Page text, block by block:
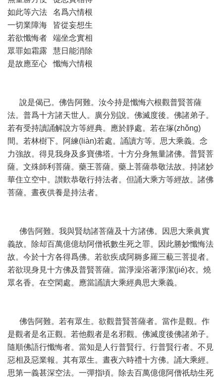
如此等六法 名爲六情根
一切業障海 皆從妄想生
若欲懺悔者 端坐念實相
眾罪如霜露 慧日能消除
是故應至心 懺悔六情根
說是偈已。佛告阿難。汝今持是懺悔六根觀普賢菩薩
法。普爲十方諸天世人。廣分別說。佛滅度後。佛諸弟子。
若有受持讀誦解說方等經典。應於靜處。若在塚(zhǒng)
間。若林樹下。阿練(liàn)若處。誦讀方等。思大乘義。念
力強故。得見我身及多寶佛塔。十方分身無量諸佛。普賢菩
薩。文殊師利菩薩。藥王菩薩。藥上菩薩恭敬法故。持諸妙
華住立空中。讃歎恭敬行持法者。但誦大乘方等經故。諸佛
菩薩。晝夜供養是持法者。
佛告阿難。我與賢劫諸菩薩及十方諸佛。因思大乘眞實
義故。除却百萬億億劫阿僧祇數生死之罪。因此勝妙懺悔法
故。今於十方各得爲佛。若欲疾成阿耨多羅三藐三菩提者。
若欲現身見十方佛及普賢菩薩。當淨澡浴著淨潔(jié)衣。燒
眾名香。在空閑處。應當誦讀大乘經典思大乘義。
佛告阿難。若有眾生。欲觀普賢菩薩者。當作是觀。作
是觀者是名正觀。若他觀者是名邪觀。佛滅度後佛諸弟子。
隨順佛語行懺悔者。當知是人行普賢行。行普賢行者。不見
惡相及惡業報。其有眾生。晝夜六時禮十方佛。誦大乘經。
思第一義甚深空法。一彈指頃。除去百萬億億阿僧祇劫生死